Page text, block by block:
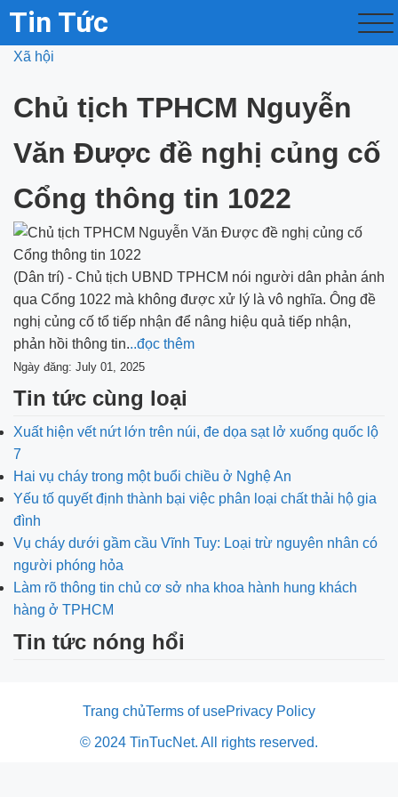
Tin Tức
Xã hội
Chủ tịch TPHCM Nguyễn
Văn Được đề nghị củng cố
Cổng thông tin 1022
(Dân trí) - Chủ tịch UBND TPHCM nói người dân phản ánh
qua Cổng 1022 mà không được xử lý là vô nghĩa. Ông đề
nghị củng cố tổ tiếp nhận để nâng hiệu quả tiếp nhận,
phản hồi thông tin...đọc thêm
Ngày đăng: July 01, 2025
Tin tức cùng loại
Xuất hiện vết nứt lớn trên núi, đe dọa sạt lở xuống quốc lộ
7
Hai vụ cháy trong một buổi chiều ở Nghệ An
Yếu tố quyết định thành bại việc phân loại chất thải hộ gia
đình
Vụ cháy dưới gầm cầu Vĩnh Tuy: Loại trừ nguyên nhân có
người phóng hỏa
Làm rõ thông tin chủ cơ sở nha khoa hành hung khách
hàng ở TPHCM
Tin tức nóng hổi
Trang chủTerms of usePrivacy Policy
© 2024 TinTucNet. All rights reserved.